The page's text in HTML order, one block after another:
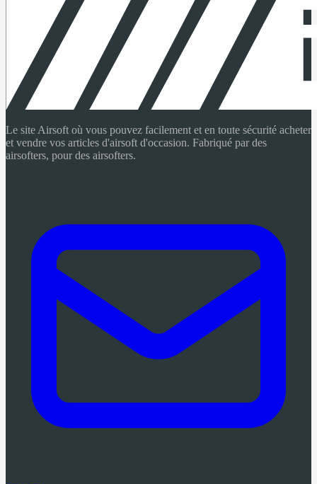
Le site Airsoft où vous pouvez facilement et en toute sécurité acheter
et vendre vos articles d'airsoft d'occasion. Fabriqué par des
airsofters, pour des airsofters.